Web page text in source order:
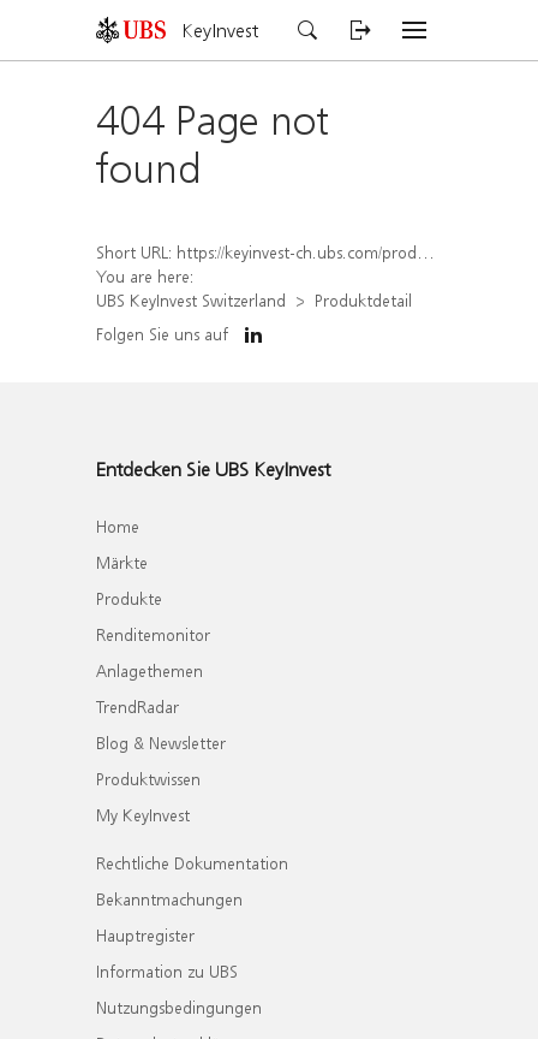
KeyInvest
404 Page not
found
Short URL: https://keyinvest-ch.ubs.com/produkt/detail/index/isin/CH1580499940
You are here:
UBS KeyInvest Switzerland
Produktdetail
Folgen Sie uns auf
Entdecken Sie UBS KeyInvest
Home
Märkte
Produkte
Renditemonitor
Anlagethemen
TrendRadar
Blog & Newsletter
Produktwissen
My KeyInvest
Rechtliche Dokumentation
Bekanntmachungen
Hauptregister
Information zu UBS
Nutzungsbedingungen